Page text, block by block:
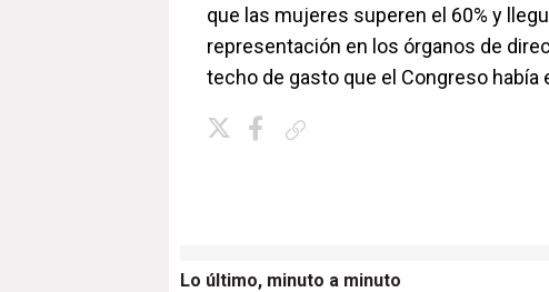
que las mujeres superen el 60% y
representación en los órganos de
techo de gasto que el Congreso había
Lo último, minuto a minuto